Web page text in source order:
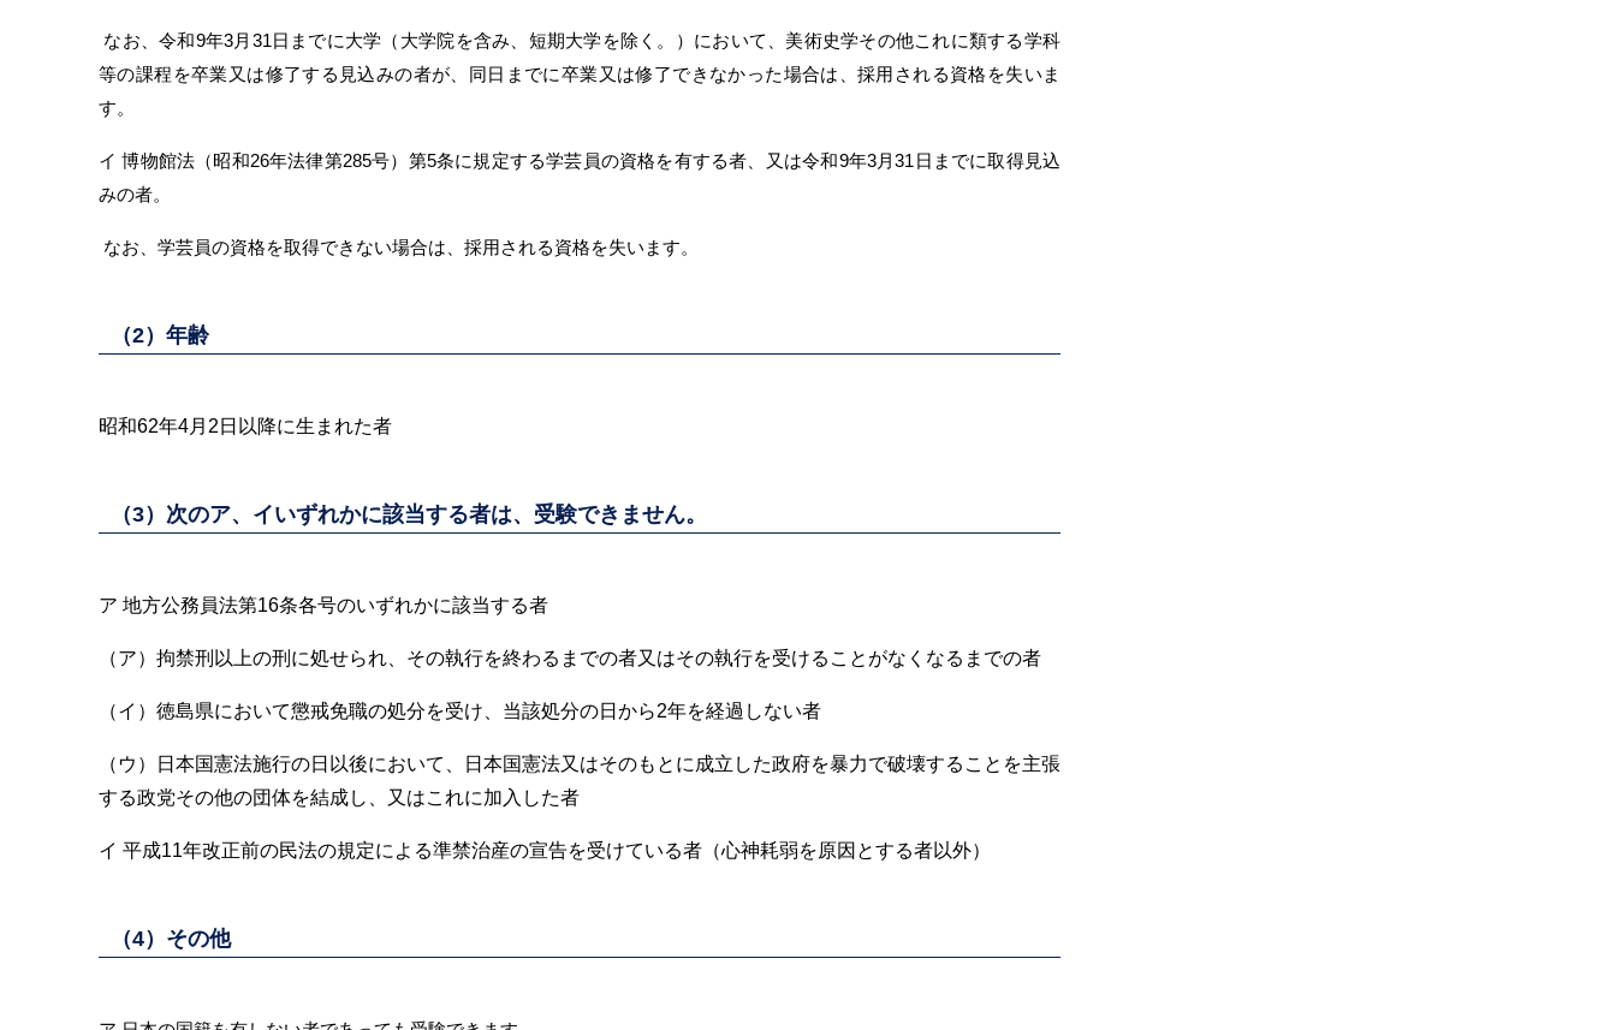
なお、令和9年3月31日までに大学（大学院を含み、短期大学を除く。）において、美術史学その他これに類する学科
等の課程を卒業又は修了する見込みの者が、同日までに卒業又は修了できなかった場合は、採用される資格を失いま
す。
イ 博物館法（昭和26年法律第285号）第5条に規定する学芸員の資格を有する者、又は令和9年3月31日までに取得見込
みの者。
なお、学芸員の資格を取得できない場合は、採用される資格を失います。
（2）年齢
昭和62年4月2日以降に生まれた者
（3）次のア、イいずれかに該当する者は、受験できません。
ア 地方公務員法第16条各号のいずれかに該当する者
（ア）拘禁刑以上の刑に処せられ、その執行を終わるまでの者又はその執行を受けることがなくなるまでの者
（イ）徳島県において懲戒免職の処分を受け、当該処分の日から2年を経過しない者
（ウ）日本国憲法施行の日以後において、日本国憲法又はそのもとに成立した政府を暴力で破壊することを主張
する政党その他の団体を結成し、又はこれに加入した者
イ 平成11年改正前の民法の規定による準禁治産の宣告を受けている者（心神耗弱を原因とする者以外）
（4）その他